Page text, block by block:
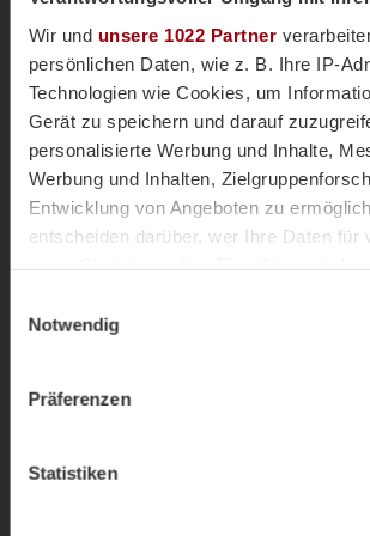
Wir und unsere 1022 Partner
persönlichen Daten, wie z. B. Ihre IP-
Technologien wie Cookies, um
Gerät zu speichern und darauf
personalisierte Werbung und Inhalte,
Werbung und Inhalten,
Entwicklung von Angeboten zu
entscheiden darüber, wer Ihre Daten für
Trigger Symbol ändern oder widerrufen
Informationen über Ihre
Ihr Gerät durch aktives Scannen
Merkmalen (Fingerprinting) identifizieren
verarbeitet werden, und legen Sie Ihre
Notwendig
Präferenzen
Statistiken